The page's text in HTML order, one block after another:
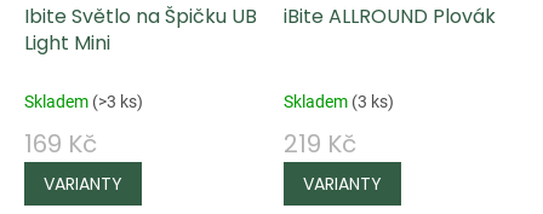
Ibite Světlo na Špičku UB
Light Mini
Skladem (>3 ks)
169 Kč
iBite ALLROUND Plovák
Skladem (3 ks)
219 Kč